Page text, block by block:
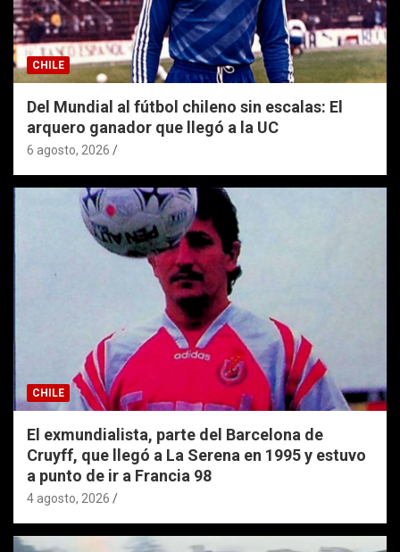
CHILE
Del Mundial al fútbol chileno sin escalas: El
arquero ganador que llegó a la UC
6 agosto, 2026
CHILE
El exmundialista, parte del Barcelona de
Cruyff, que llegó a La Serena en 1995 y estuvo
a punto de ir a Francia 98
4 agosto, 2026